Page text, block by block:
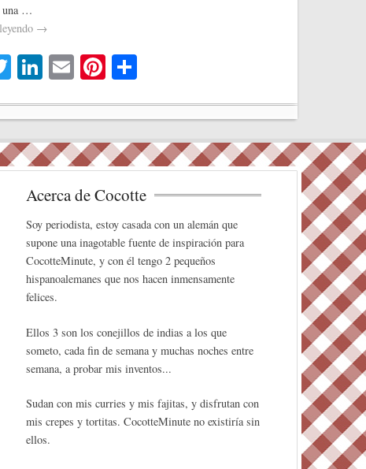
una …
→
T
tte
r
Li
ed
In
E
ail
Pi
er
es
t
m
pa
rti
r
Acerca de Cocotte
Soy periodista, estoy casada con un alemán que
supone una inagotable fuente de inspiración para
CocotteMinute, y con él tengo 2 pequeños
hispanoalemanes que nos hacen inmensamente
felices.
Ellos 3 son los conejillos de indias a los que
someto, cada fin de semana y muchas noches entre
semana, a probar mis inventos...
Sudan con mis curries y mis fajitas, y disfrutan con
mis crepes y tortitas. CocotteMinute no existiría sin
ellos.